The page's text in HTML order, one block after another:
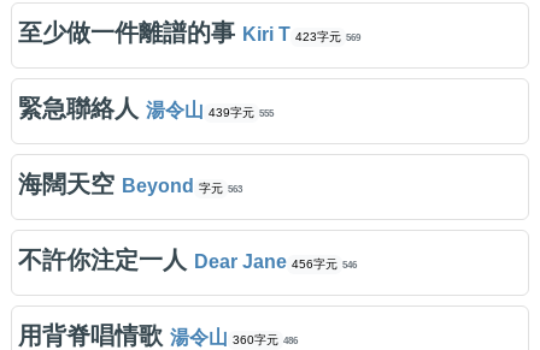
至少做一件離譜的事 Kiri T 423字元 569
緊急聯絡人 湯令山 439字元 555
海闊天空 Beyond 字元 563
不許你注定一人 Dear Jane 456字元 546
用背脊唱情歌 湯令山 360字元 486